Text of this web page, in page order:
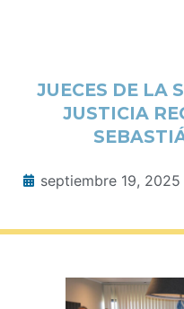
JUECES DE LA
JUSTICIA
septiembre 19, 2025